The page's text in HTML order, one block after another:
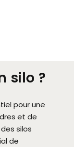
silo ?
pour une
et de
silos
de